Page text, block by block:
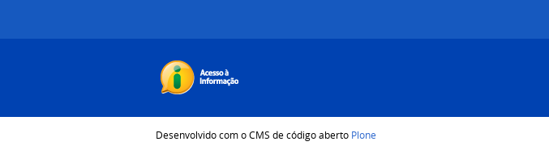
Desenvolvido com o CMS de código aberto Plone